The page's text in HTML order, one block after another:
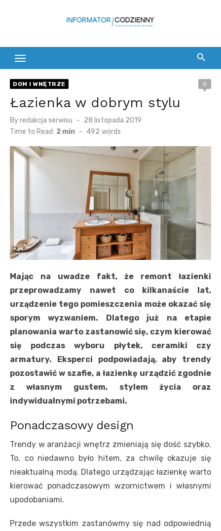
DOM I WNĘTRZE 0
Łazienka w dobrym stylu
Byredakcja serwisu
Posted
on
28 listopada 2019
Time to Read: 2 min - 492 words
Mając na uwadze fakt, że remont łazienki
przeprowadzamy nawet co kilkanaście lat,
urządzenie tego pomieszczenia może okazać się
sporym wyzwaniem. Dlatego już na etapie
planowania warto zastanowić się, czym kierować
się podczas wyboru płytek, ceramiki czy
armatury. Eksperci podpowiadają, aby trendy
pozostawić w szafie, a łazienkę urządzić zgodnie
z własnym gustem, stylem życia oraz
indywidualnymi potrzebami.
Ponadczasowy design
Trendy w aranżacji wnętrz zmieniają się dość szybko.
To, co niedawno było hitem, za chwilę okazuje się
nieaktualną modą. Dlatego urządzając łazienkę warto
kierować ponadczasowym wzornictwem i własnymi
upodobaniami.
Przede wszystkim zastanówmy się nad odpowiednią